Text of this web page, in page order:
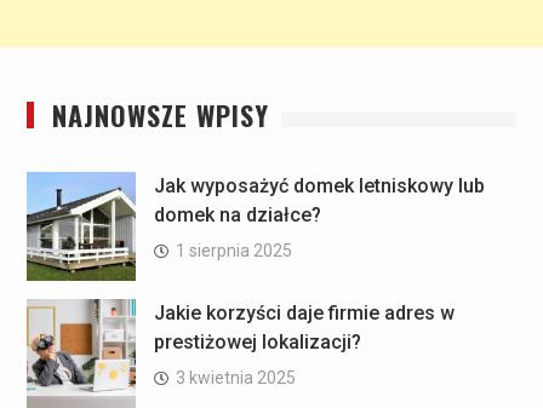
NAJNOWSZE WPISY
Jak wyposażyć domek letniskowy lub
domek na działce?
1 sierpnia 2025
Jakie korzyści daje firmie adres w
prestiżowej lokalizacji?
3 kwietnia 2025